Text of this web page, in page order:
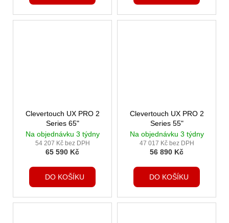
Clevertouch UX PRO 2
Series 65"
Na objednávku 3 týdny
54 207 Kč bez DPH
65 590 Kč
DO KOŠÍKU
Clevertouch UX PRO 2
Series 55"
Na objednávku 3 týdny
47 017 Kč bez DPH
56 890 Kč
DO KOŠÍKU